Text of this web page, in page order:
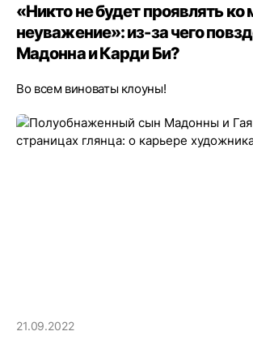
«Никто не будет проявлять ко
неуважение»: из-за чего
Мадонна и Карди Би?
Во всем виноваты клоуны!
21.09.2022